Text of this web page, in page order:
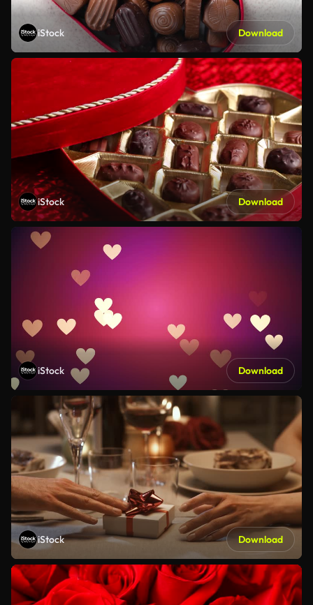
iStock Download
iStock Download
iStock Download
iStock Download